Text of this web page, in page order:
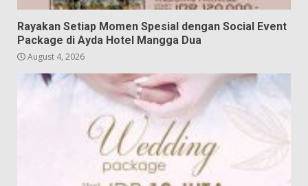
Rayakan Setiap Momen Spesial dengan Social Event
Package di Ayda Hotel Mangga Dua
August 4, 2026